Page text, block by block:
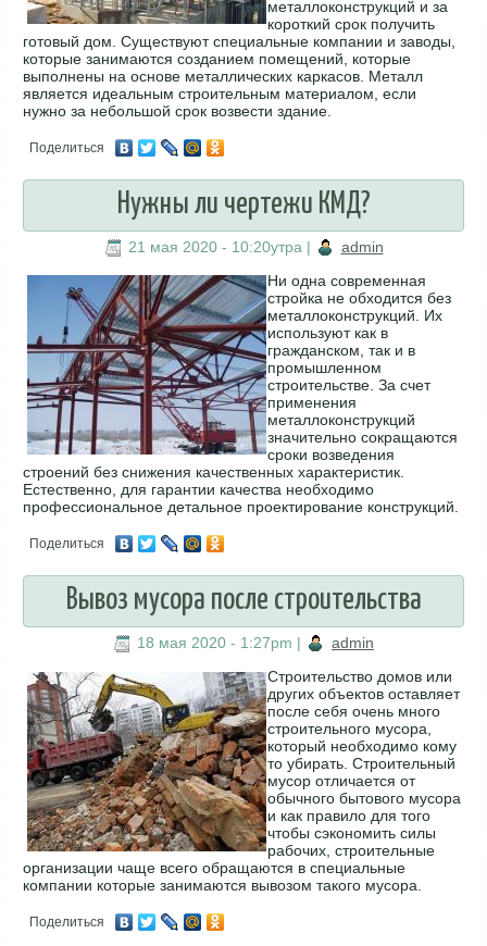
металлоконструкций и за
короткий срок получить
готовый дом. Существуют специальные компании и заводы,
которые занимаются созданием помещений, которые
выполнены на основе металлических каркасов. Металл
является идеальным строительным материалом, если
нужно за небольшой срок возвести здание.
Поделиться
Нужны ли чертежи КМД?
21 мая 2020 - 10:20утра |
admin
Ни одна современная
стройка не обходится без
металлоконструкций. Их
используют как в
гражданском, так и в
промышленном
строительстве. За счет
применения
металлоконструкций
значительно сокращаются
сроки возведения
строений без снижения качественных характеристик.
Естественно, для гарантии качества необходимо
профессиональное детальное проектирование конструкций.
Поделиться
Вывоз мусора после строительства
18 мая 2020 - 1:27pm |
admin
Строительство домов или
других объектов оставляет
после себя очень много
строительного мусора,
который необходимо кому
то убирать. Строительный
мусор отличается от
обычного бытового мусора
и как правило для того
чтобы сэкономить силы
рабочих, строительные
организации чаще всего обращаются в специальные
компании которые занимаются вывозом такого мусора.
Поделиться